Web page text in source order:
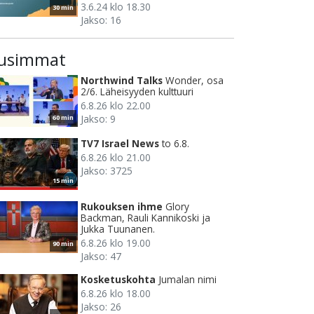
30 min
3.6.24 klo 18.30
Jakso: 16
60 min
Northwind Talks Wonder, osa
2/6. Läheisyyden kulttuuri
6.8.26 klo 22.00
Jakso: 9
15 min
TV7 Israel News to 6.8.
6.8.26 klo 21.00
Jakso: 3725
90 min
Rukouksen ihme Glory
Backman, Rauli Kannikoski ja
Jukka Tuunanen.
6.8.26 klo 19.00
Jakso: 47
Kosketuskohta Jumalan nimi
6.8.26 klo 18.00
Jakso: 26